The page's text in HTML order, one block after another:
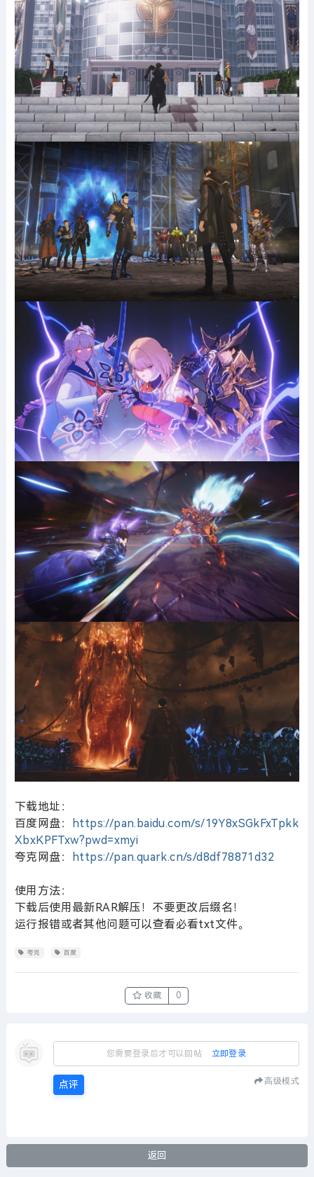
下载地址：
百度网盘：
https://pan.baidu.com/s/19Y8xSGkFxTpkk
XbxKPFTxw?pwd=xmyi
夸克网盘：
https://pan.quark.cn/s/d8df78871d32
使用方法：
下载后使用最新RAR解压！不要更改后缀名！
运行报错或者其他问题可以查看必看txt文件。
夸克 百度
收藏 0
您需要登录后才可以回帖 立即登录
点评 高级模式
返回